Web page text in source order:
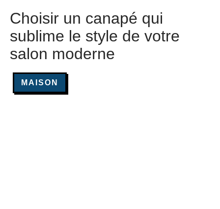
Choisir un canapé qui
sublime le style de votre
salon moderne
MAISON